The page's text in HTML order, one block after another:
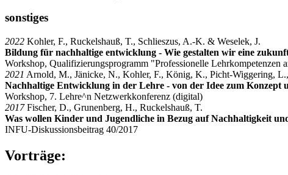
sonstiges
2022 Kohler, F., Ruckelshauß, T., Schlieszus, A.-K. & Weselek, J.
Bildung für nachhaltige entwicklung - Wie gestalten wir eine
Workshop, Qualifizierungsprogramm "Professionelle
2021 Arnold, M., Jänicke, N., Kohler, F., König, K., Picht-Wiggering,
Nachhaltige Entwicklung in der Lehre - von der Idee zum Konzept
Workshop, 7. Lehre^n Netzwerkkonferenz (digital)
2017Fischer, D., Grunenberg, H., Ruckelshauß, T.
Was wollen Kinder und Jugendliche in Bezug auf Nachhaltigkeit
INFU-Diskussionsbeitrag 40/2017
Vorträge: